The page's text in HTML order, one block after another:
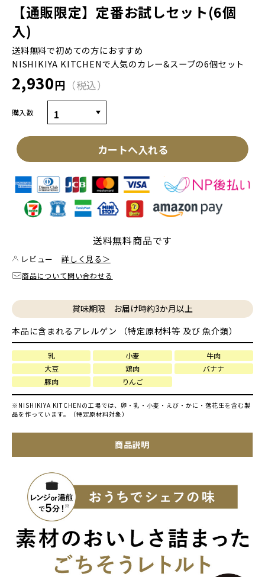
【通販限定】定番お試しセット(6個
入)
送料無料で初めての方におすすめ
NISHIKIYA KITCHENで人気のカレー&スープの6個セット
2,930円 税込
購入数
カートへ入れる
送料無料商品です
レビュー 詳しく見る＞
商品について問い合わせる
賞味期限 お届け時約3か月以上
本品に含まれるアレルゲン （特定原材料等 及び 魚介類）
乳 小麦
牛肉
大豆
鶏肉
バナナ
豚肉
りんご
※NISHIKIYA KITCHENの工場では、卵・乳・小麦・えび・かに・落花生を含む製
品を作っています。（特定原材料対象）
商品説明